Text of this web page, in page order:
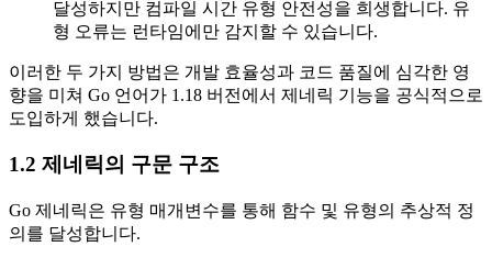
달성하지만 컴파일 시간 유형 안전성을 희생합니다. 유
형 오류는 런타임에만 감지할 수 있습니다.
이러한 두 가지 방법은 개발 효율성과 코드 품질에 심각한 영
향을 미쳐 Go 언어가 1.18 버전에서 제네릭 기능을 공식적으로
도입하게 했습니다.
1.2 제네릭의 구문 구조
Go 제네릭은 유형 매개변수를 통해 함수 및 유형의 추상적 정
의를 달성합니다.